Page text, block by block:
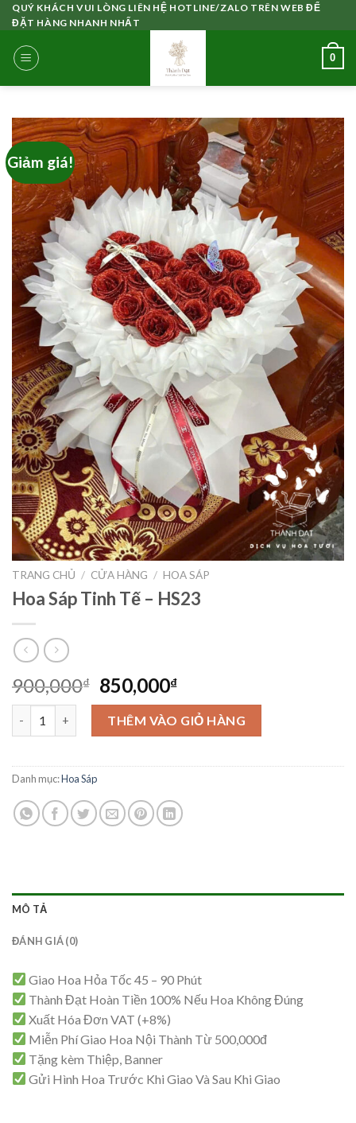
Skip
to
content
QUÝ KHÁCH VUI LÒNG LIÊN HỆ HOTLINE/ZALO TRÊN WEB ĐỂ
ĐẶT HÀNG NHANH NHẤT
0
Giảm giá!
TRANG CHỦ / CỬA HÀNG / HOA SÁP
Hoa Sáp Tinh Tế – HS23
900,000₫ Giá
gốc
là:
900,000₫.
850,000₫Giá
hiện
tại
là:
850,000₫.
Hoa Sáp Tinh Tế – HS23 số lượng
THÊM VÀO GIỎ HÀNG
Danh mục:Hoa Sáp
MÔ TẢ
ĐÁNH GIÁ (0)
Giao Hoa Hỏa Tốc 45 – 90 Phút
Thành Đạt Hoàn Tiền 100% Nếu Hoa Không Đúng
Xuất Hóa Đơn VAT (+8%)
Miễn Phí Giao Hoa Nội Thành Từ 500,000đ
Tặng kèm Thiệp, Banner
Gửi Hình Hoa Trước Khi Giao Và Sau Khi Giao